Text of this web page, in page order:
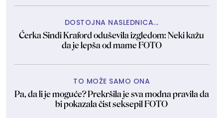
DOSTOJNA NASLEDNICA...
Ćerka Sindi Kraford oduševila izgledom: Neki kažu
da je lepša od mame FOTO
TO MOŽE SAMO ONA
Pa, da li je moguće? Prekršila je sva modna pravila da
bi pokazala čist seksepil FOTO